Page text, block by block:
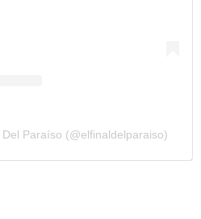
Paraíso (@elfinaldelparaiso)